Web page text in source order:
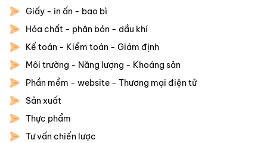
Giấy - in ấn - bao bì
Hóa chất - phân bón - dầu khí
Kế toán - Kiểm toán - Giám định
Môi trường - Năng lượng - Khoáng sản
Phần mềm - website - Thương mại điện tử
Sản xuất
Thực phẩm
Tư vấn chiến lược